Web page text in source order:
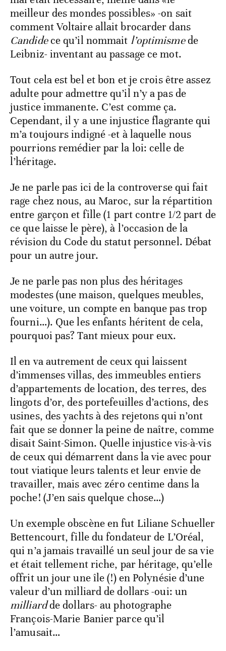
meilleur des mondes possibles» -on sait
comment Voltaire allait brocarder dans
Candidece qu’il nommait l’optimismede
Leibniz- inventant au passage ce mot.
Tout cela est bel et bon et je crois être assez
adulte pour admettre qu’il n’y a pas de
justice immanente. C’est comme ça.
Cependant, il y a une injustice flagrante qui
m’a toujours indigné -et à laquelle nous
pourrions remédier par la loi: celle de
l’héritage.
Je ne parle pas ici de la controverse qui fait
rage chez nous, au Maroc, sur la répartition
entre garçon et fille (1 part contre 1/2 part de
ce que laisse le père), à l’occasion de la
révision du Code du statut personnel. Débat
pour un autre jour.
Je ne parle pas non plus des héritages
modestes (une maison, quelques meubles,
une voiture, un compte en banque pas trop
fourni…). Que les enfants héritent de cela,
pourquoi pas? Tant mieux pour eux.
Il en va autrement de ceux qui laissent
d’immenses villas, des immeubles entiers
d’appartements de location, des terres, des
lingots d’or, des portefeuilles d’actions, des
usines, des yachts à des rejetons qui n’ont
fait que se donner la peine de naître, comme
disait Saint-Simon. Quelle injustice vis-à-vis
de ceux qui démarrent dans la vie avec pour
tout viatique leurs talents et leur envie de
travailler, mais avec zéro centime dans la
poche! (J’en sais quelque chose…)
Un exemple obscène en fut Liliane Schueller
Bettencourt, fille du fondateur de L’Oréal,
qui n’a jamais travaillé un seul jour de sa vie
et était tellement riche, par héritage, qu’elle
offrit un jour une île (!) en Polynésie d’une
valeur d’un milliard de dollars -oui: un
milliardde dollars- au photographe
François-Marie Banier parce qu’il
l’amusait…